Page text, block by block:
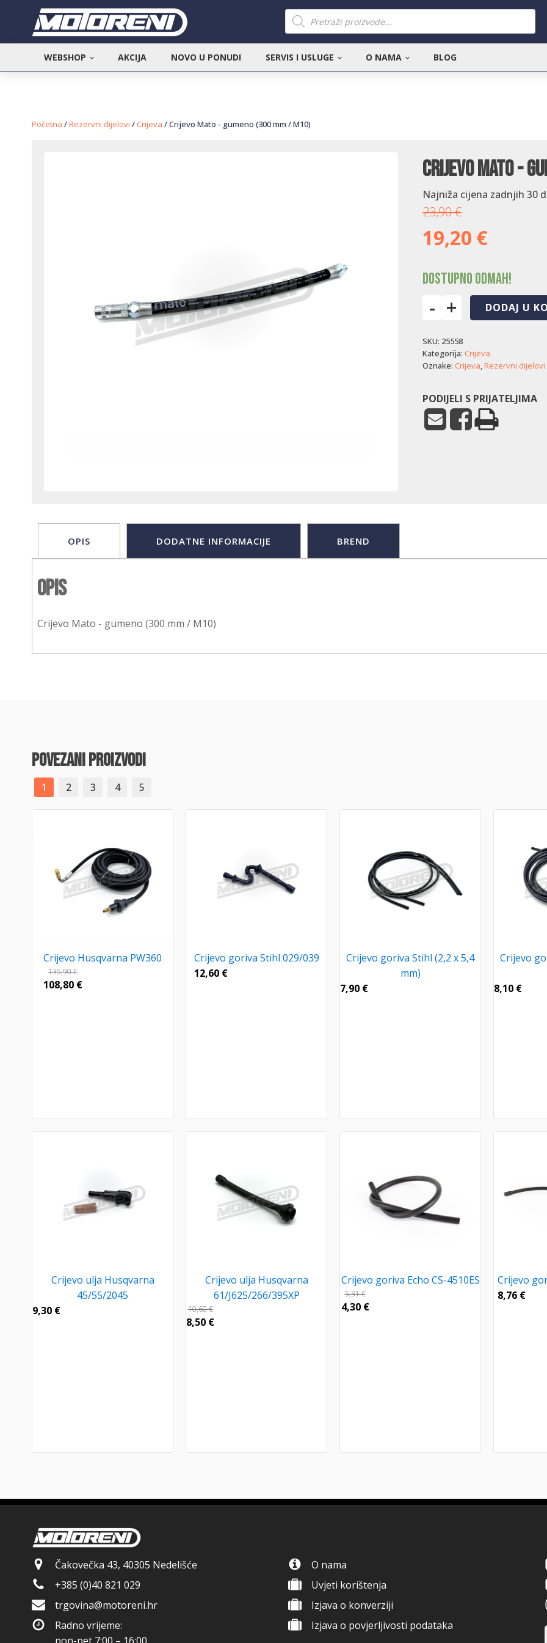
Products
search
WEBSHOP AKCIJA NOVO U PONUDI SERVIS I USLUGE O NAMA BLOG
Početna /Rezervni dijelovi / Crijeva / Crijevo Mato - gumeno (300 mm / M10)
Crijevo Mato -
Najniža cijena zadnjih 30
23,90€
19,20 €
Dostupno odmah!
-
-
gumeno
(300
M10)
količina
+ DODAJ U
SKU: 25558
Kategorija: Crijeva
Oznake: Crijeva,Rezervni dijelovi
PODIJELI S PRIJATELJIMA
OPIS DODATNE INFORMACIJE BREND
Opis
Crijevo Mato - gumeno (300 mm / M10)
povezani proizvodi
1 2 3 4 5
Crijevo Husqvarna PW360
135,90€
108,80 €
Crijevo goriva Stihl 029/039
12,60 €
Crijevo goriva Stihl (2,2 x 5,4
mm)
7,90 €
Crijevo
8,10 €
Crijevo ulja Husqvarna
45/55/2045
9,30 €
Crijevo ulja Husqvarna
61/J625/266/395XP
10,60€
8,50 €
Crijevo goriva Echo CS-4510ES
5,31€
4,30 €
Crijevo
8,76 €
Čakovečka 43, 40305 Nedelišće
+385 (0)40 821 029
trgovina@motoreni.hr
Radno vrijeme:
O nama
Uvjeti korištenja
Izjava o konverziji
Izjava o povjerljivosti podataka